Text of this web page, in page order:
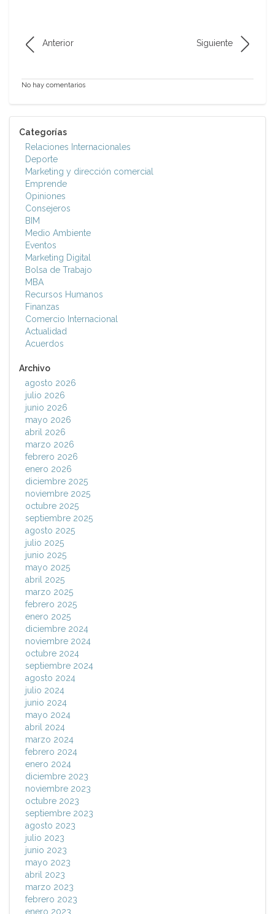
Anterior Siguiente
No hay comentarios
Categorías
Relaciones Internacionales
Deporte
Marketing y dirección comercial
Emprende
Opiniones
Consejeros
BIM
Medio Ambiente
Eventos
Marketing Digital
Bolsa de Trabajo
MBA
Recursos Humanos
Finanzas
Comercio Internacional
Actualidad
Acuerdos
Archivo
agosto 2026
julio 2026
junio 2026
mayo 2026
abril 2026
marzo 2026
febrero 2026
enero 2026
diciembre 2025
noviembre 2025
octubre 2025
septiembre 2025
agosto 2025
julio 2025
junio 2025
mayo 2025
abril 2025
marzo 2025
febrero 2025
enero 2025
diciembre 2024
noviembre 2024
octubre 2024
septiembre 2024
agosto 2024
julio 2024
junio 2024
mayo 2024
abril 2024
marzo 2024
febrero 2024
enero 2024
diciembre 2023
noviembre 2023
octubre 2023
septiembre 2023
agosto 2023
julio 2023
junio 2023
mayo 2023
abril 2023
marzo 2023
febrero 2023
enero 2023